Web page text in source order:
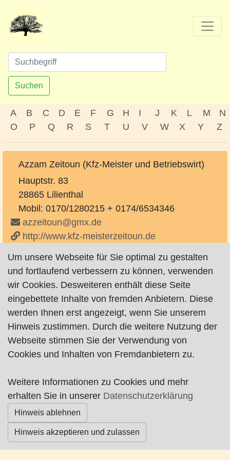
Suchen
A B C D E F G H I J K L M
N
O
P Q R S T U V W X Y Z
Azzam Zeitoun (Kfz-Meister und Betriebswirt)
Hauptstr. 83
28865 Lilienthal
Mobil: 0170/1280215 + 0174/6534346
azzeitoun@gmx.de
http://www.kfz-meisterzeitoun.de
Impressum|Datenschutz|AGB
© Worpswede24 2015-2026
Um unsere Webseite für Sie optimal zu gestalten
und fortlaufend verbessern zu können, verwenden
wir Cookies. Desweiteren enthält diese Seite
eingebettete Inhalte von fremden Anbietern. Diese
werden Ihnen erst angezeigt, wenn Sie unserem
Hinweis zustimmen. Durch die weitere Nutzung der
Webseite stimmen Sie der Verwendung von
Cookies und Inhalten von Fremdanbietern zu.
Weitere Informationen zu Cookies und mehr
erhalten Sie in unserer Datenschutzerklärung
Hinweis ablehnen
Hinweis akzeptieren und zulassen